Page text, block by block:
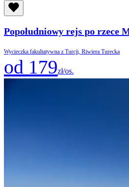
Popołudniowy rejs po rzece
Wycieczka fakultatywna z Turcji, Riwiera Turecka
od 179zł/os.